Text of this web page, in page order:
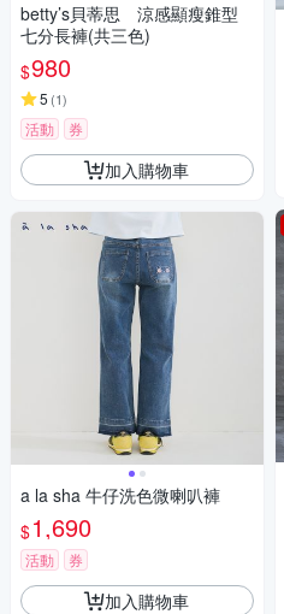
betty’s貝蒂思 涼感顯瘦錐型
七分長褲(共三色)
$980
5 (1)
活動 券
加入購物車
a la sha 牛仔洗色微喇叭褲
$1,690
活動 券
加入購物車